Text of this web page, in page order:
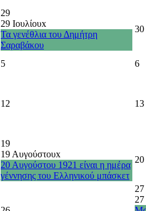
29
29 Ιουλίουx
Τα γενέθλια του Δημήτρη
Σαραβάκου
30
5 6
12 13
19
19 Αυγούστουx
20 Αυγούστου 1921 είναι η ημέρα
γέννησης του Ελληνικού μπάσκετ
20
27